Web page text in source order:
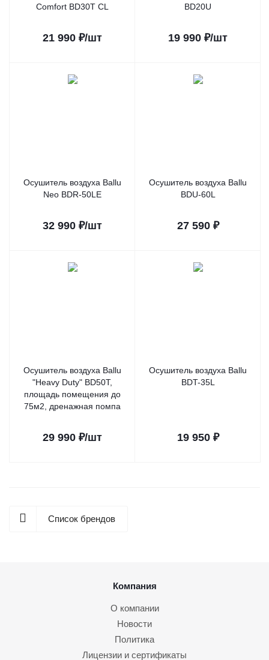
Comfort BD30T CL
21 990 ₽/шт
BD20U
19 990 ₽/шт
Осушитель воздуха Ballu
Neo BDR-50LE
32 990 ₽/шт
Осушитель воздуха Ballu
BDU-60L
27 590₽
Осушитель воздуха Ballu
"Heavy Duty" BD50T,
площадь помещения до
75м2, дренажная помпа
29 990 ₽/шт
Осушитель воздуха Ballu
BDT-35L
19 950₽
Список брендов
Компания
О компании
Новости
Политика
Лицензии и сертификаты